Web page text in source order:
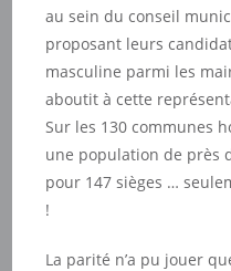
au sein du conseil
proposant leurs
masculine parmi les
aboutit à cette
Sur les 130 communes
une population de près
pour 147 sièges …
!
La parité n’a pu jouer